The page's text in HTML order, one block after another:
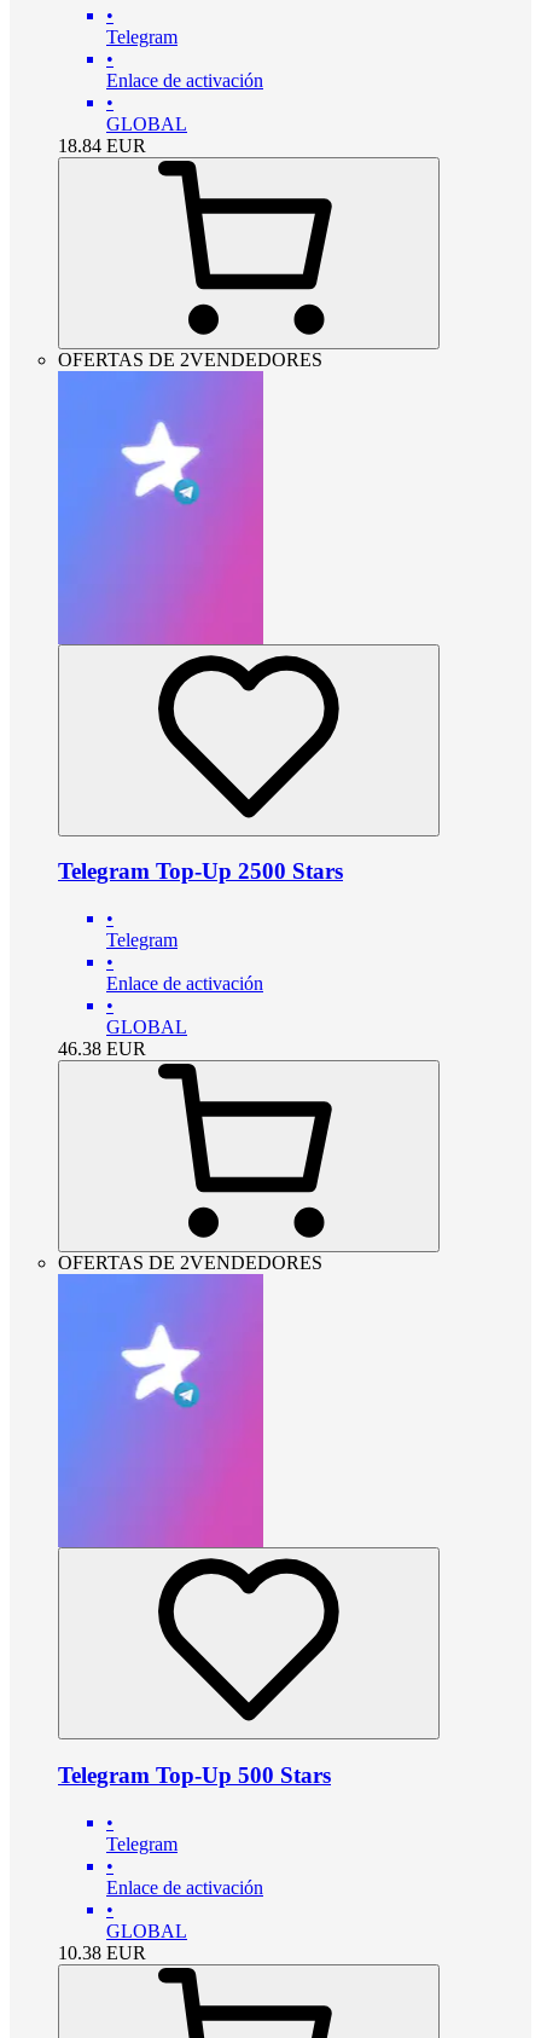
•
Telegram
•
Enlace de activación
•
GLOBAL
18.84 EUR
OFERTAS DE 2VENDEDORES
Telegram Top-Up 2500 Stars
•
Telegram
•
Enlace de activación
•
GLOBAL
46.38 EUR
OFERTAS DE 2VENDEDORES
Telegram Top-Up 500 Stars
•
Telegram
•
Enlace de activación
•
GLOBAL
10.38 EUR